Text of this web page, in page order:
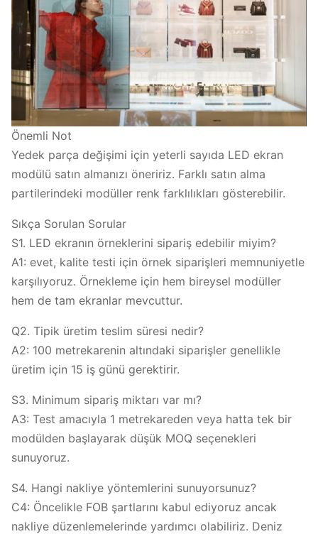
Önemli Not
Yedek parça değişimi için yeterli sayıda LED ekran
modülü satın almanızı öneririz. Farklı satın alma
partilerindeki modüller renk farklılıkları gösterebilir.
Sıkça Sorulan Sorular
S1. LED ekranın örneklerini sipariş edebilir miyim?
A1: evet, kalite testi için örnek siparişleri memnuniyetle
karşılıyoruz. Örnekleme için hem bireysel modüller
hem de tam ekranlar mevcuttur.
Q2. Tipik üretim teslim süresi nedir?
A2: 100 metrekarenin altındaki siparişler genellikle
üretim için 15 iş günü gerektirir.
S3. Minimum sipariş miktarı var mı?
A3: Test amacıyla 1 metrekareden veya hatta tek bir
modülden başlayarak düşük MOQ seçenekleri
sunuyoruz.
S4. Hangi nakliye yöntemlerini sunuyorsunuz?
C4: Öncelikle FOB şartlarını kabul ediyoruz ancak
nakliye düzenlemelerinde yardımcı olabiliriz. Deniz